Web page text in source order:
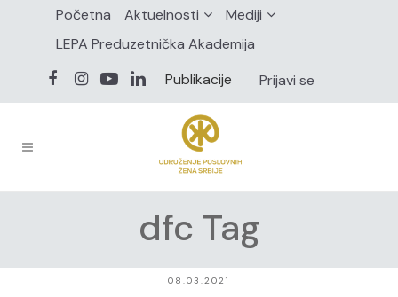
Početna Aktuelnosti
Mediji
LEPA Preduzetnička Akademija
Publikacije
Prijavi se
dfc Tag
08.03.2021